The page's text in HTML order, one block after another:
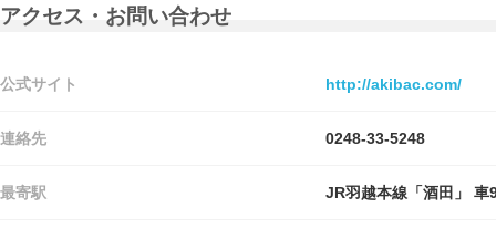
アクセス・お問い合わせ
公式サイト http://akibac.com/
連絡先 0248-33-5248
最寄駅 JR羽越本線「酒田」 車